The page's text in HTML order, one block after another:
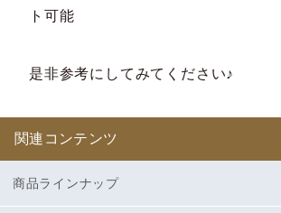
ト可能
是非参考にしてみてください♪
関連コンテンツ
商品ラインナップ